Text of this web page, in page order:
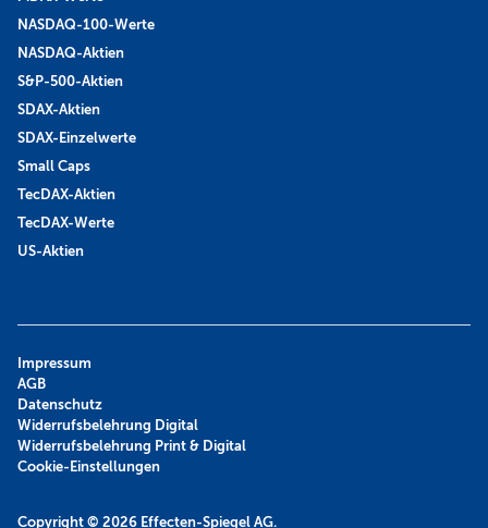
NASDAQ-100-Werte
NASDAQ-Aktien
S&P-500-Aktien
SDAX-Aktien
SDAX-Einzelwerte
Small Caps
TecDAX-Aktien
TecDAX-Werte
US-Aktien
Copyright © 2026 Effecten-Spiegel AG.
Impressum
AGB
Datenschutz
Widerrufsbelehrung Digital
Widerrufsbelehrung Print & Digital
Cookie-Einstellungen